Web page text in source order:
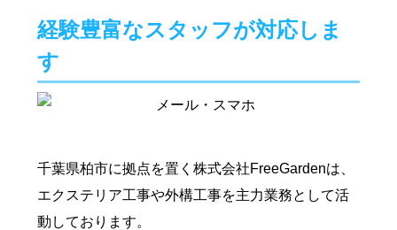
経験豊富なスタッフが対応しま
す
千葉県柏市に拠点を置く株式会社FreeGardenは、
エクステリア工事や外構工事を主力業務として活
動しております。